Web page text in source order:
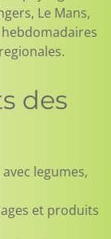
Le Mans,
hebdomadaires
des
legumes,
et produits